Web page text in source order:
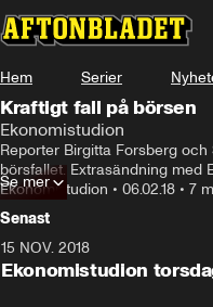
Hem Serier
Kraftigt fall på börsen
Ekonomistudion
Reporter Birgitta Forsberg
börsfallet. Extrasändning med
Ekonomistudion • 06.02.18 • 7
Se mer
Senast
15 NOV. 2018
Ekonomistudion